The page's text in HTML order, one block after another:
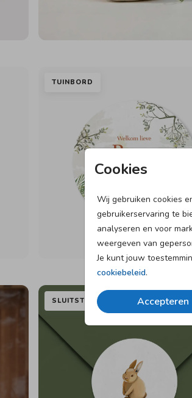
Cookies
Wij gebruiken cookies
gebruikerservaring te
analyseren en voor
weergeven van
Je kunt jouw
cookiebeleid.
Accepteren
TUINBORD
SLUITSTICKER